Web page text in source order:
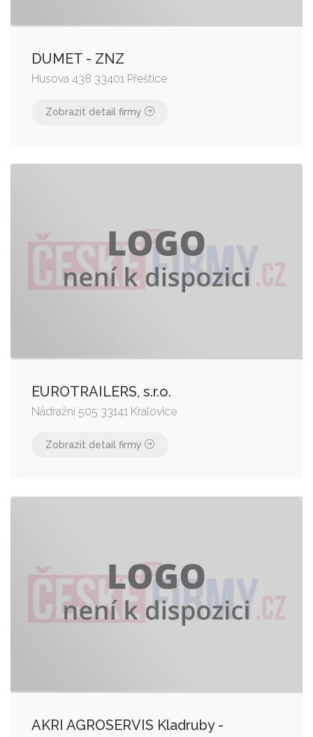
DUMET - ZNZ
Husova 438 33401 Přeštice
Zobrazit detail firmy
EUROTRAILERS, s.r.o.
Nádražní 505 33141 Kralovice
Zobrazit detail firmy
AKRI AGROSERVIS Kladruby -